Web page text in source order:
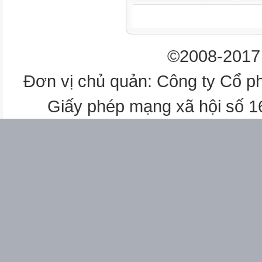
©2008-
Đơn vị chủ quản: Công ty Cổ
Giấy phép mạng xã hội số